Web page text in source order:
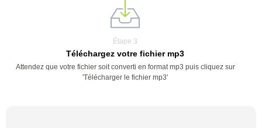
Étape 3
Téléchargez votre fichier mp3
Attendez que votre fichier soit converti en format mp3 puis cliquez sur
'Télécharger le fichier mp3'